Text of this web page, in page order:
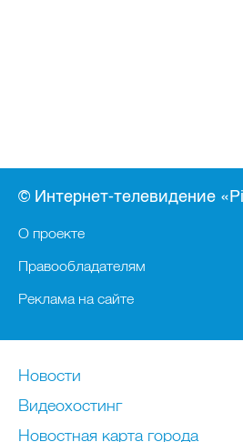
© Интернет-телевидение
О проекте
Правообладателям
Реклама на сайте
Новости
Видеохостинг
Новостная карта города